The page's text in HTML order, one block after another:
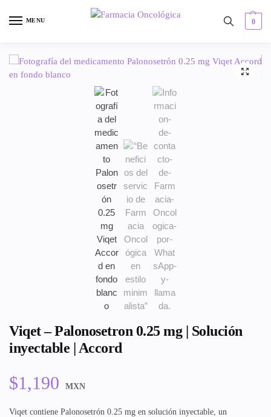
MENU 0
Viqet – Palonosetron 0.25 mg | Solución
inyectable | Accord
$1,190 MXN
Viqet contiene Palonosetrón 0.25 mg en solución inyectable, un